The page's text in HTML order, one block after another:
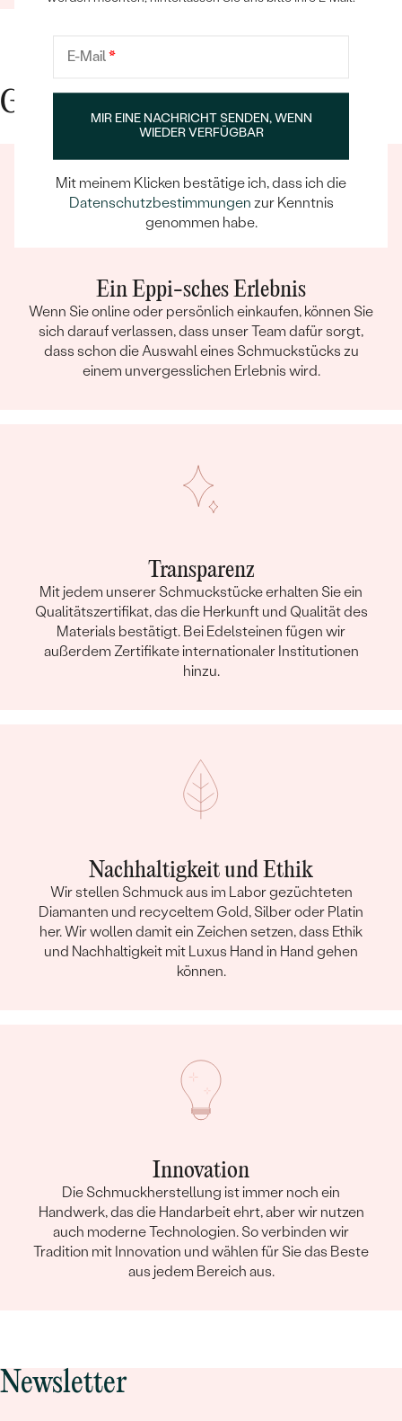
Gute Gründe für Eppi
Ein Eppi-sches Erlebnis
Wenn Sie online oder persönlich einkaufen, können Sie
sich darauf verlassen, dass unser Team dafür sorgt,
dass schon die Auswahl eines Schmuckstücks zu
einem unvergesslichen Erlebnis wird.
Transparenz
Mit jedem unserer Schmuckstücke erhalten Sie ein
Qualitätszertifikat, das die Herkunft und Qualität des
Materials bestätigt. Bei Edelsteinen fügen wir
außerdem Zertifikate internationaler Institutionen
hinzu.
Nachhaltigkeit und Ethik
Wir stellen Schmuck aus im Labor gezüchteten
Diamanten und recyceltem Gold, Silber oder Platin
her. Wir wollen damit ein Zeichen setzen, dass Ethik
und Nachhaltigkeit mit Luxus Hand in Hand gehen
können.
Innovation
Die Schmuckherstellung ist immer noch ein
Handwerk, das die Handarbeit ehrt, aber wir nutzen
auch moderne Technologien. So verbinden wir
Tradition mit Innovation und wählen für Sie das Beste
aus jedem Bereich aus.
Newsletter
E-Mail*
MIR EINE NACHRICHT SENDEN, WENN
WIEDER VERFÜGBAR
Mit meinem Klicken bestätige ich, dass ich die
Datenschutzbestimmungen zur Kenntnis
genommen habe.